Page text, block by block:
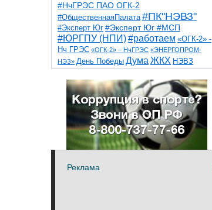
#НчГРЭС ПАО ОГК-2
#ОбщественнаяПалата #ПК"НЭВЗ"
#Эксперт Юг #Эксперт Юг #МСП
#ЮРГПУ (НПИ)#работаем «ОГК-2» -
Нч ГРЭС «ОГК-2» – НчГРЭС «ЭНЕРГОПРОМ-
НЭЗ» День Победы Дума ЖКХ НЭВЗ
НчГРЭС ТНТ
благоустройствоветераны выборы
детидороги казаки коррупция космос
общественная палата парк пожар роща
спорт театр транспорт художники
Реклама